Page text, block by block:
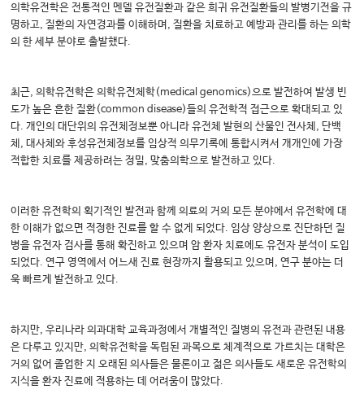
의학유전학은 전통적인 멘델 유전질환과 같은 희귀 유전질환들의 발병기전을 규
명하고, 질환의 자연경과를 이해하며, 질환을 치료하고 예방과 관리를 하는 의학
의 한 세부 분야로 출발했다.
최근, 의학유전학은 의학유전체학(medical genomics)으로 발전하여 발생 빈
도가 높은 흔한 질환(common disease)들의 유전학적 접근으로 확대되고 있
다. 개인의 대단위의 유전체정보뿐 아니라 유전체 발현의 산물인 전사체, 단백
체, 대사체와 후성유전체정보를 임상적 의무기록에 통합시켜서 개개인에 가장
적합한 치료를 제공하려는 정밀, 맞춤의학으로 발전하고 있다.
이러한 유전학의 획기적인 발전과 함께 의료의 거의 모든 분야에서 유전학에 대
한 이해가 없으면 적정한 진료를 할 수 없게 되었다. 임상 양상으로 진단하던 질
병을 유전자 검사를 통해 확진하고 있으며 암 환자 치료에도 유전자 분석이 도입
되었다. 연구 영역에서 어느새 진료 현장까지 활용되고 있으며, 연구 분야는 더
욱 빠르게 발전하고 있다.
하지만, 우리나라 의과대학 교육과정에서 개별적인 질병의 유전과 관련된 내용
은 다루고 있지만, 의학유전학을 독립된 과목으로 체계적으로 가르치는 대학은
거의 없어 졸업한 지 오래된 의사들은 물론이고 젊은 의사들도 새로운 유전학의
지식을 환자 진료에 적용하는 데 어려움이 많았다.